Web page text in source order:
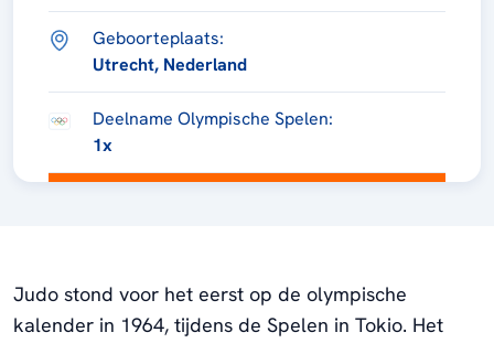
Geboorteplaats:
Utrecht, Nederland
Deelname Olympische Spelen:
1x
Judo stond voor het eerst op de olympische
kalender in 1964, tijdens de Spelen in Tokio. Het